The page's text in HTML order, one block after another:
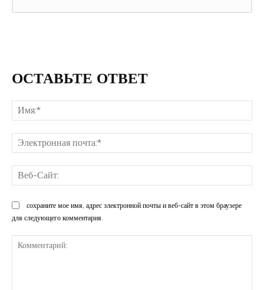
ОСТАВЬТЕ ОТВЕТ
сохраните мое имя, адрес электронной почты и веб-сайт в этом браузере
для следующего комментария.